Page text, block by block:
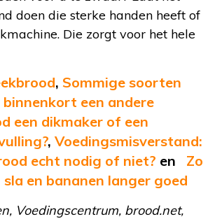
doen die sterke handen heeft of
Die zorgt voor het hele
, Sommige soorten
een andere
een dikmaker of een
, Voedingsmisverstand:
echt nodig of niet? en Zo
en bananen langer goed
Voedingscentrum, brood.net,